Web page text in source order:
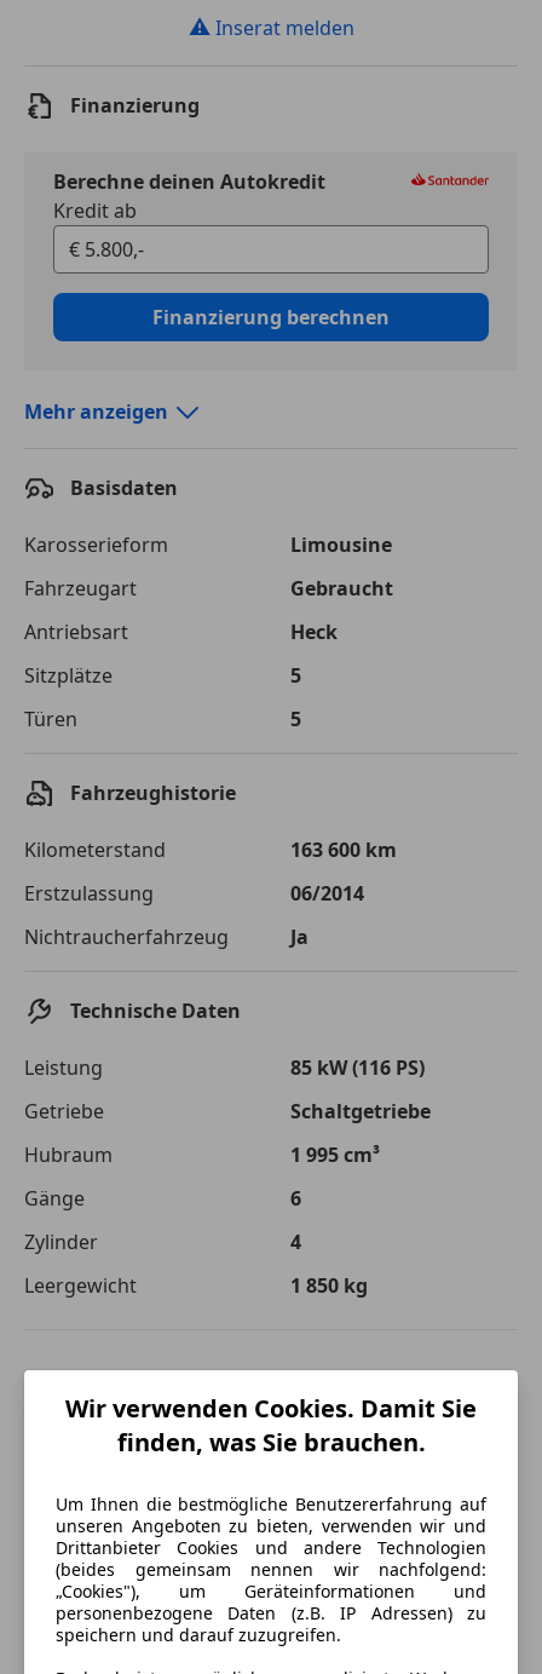
⚠ Inserat melden
Finanzierung
Berechne deinen Autokredit
Kredit ab
Finanzierung berechnen
Laufzeit
Kreditbetrag
€ 5 800,-
Zu zahlender
Gesamtbetrag
€ 9 215,-
Einberechnete Gebühren
€ 0,-
Effektivzinsatz
10,52 %
Der Kreditrechner enthält repräsentative Werte, zu denen wir
typischerweise Kredite vergeben. Der Sollzinssatz ist
bonitätsabhängig. Laufzeit mindestens 12, höchstens 120 Monate.
Gültig für Neukunden bei Online-Abschluss. Erfüllung banküblicher
Bonitätskriterien vorausgesetzt.
Jetzt berechnen
Mehr anzeigen
Basisdaten
Karosserieform
Limousine
Fahrzeugart
Gebraucht
Antriebsart
Heck
Sitzplätze
5
Türen
5
Fahrzeughistorie
Kilometerstand
163 600 km
Erstzulassung
06/2014
Nichtraucherfahrzeug
Ja
Technische Daten
Leistung
85 kW (116 PS)
Getriebe
Schaltgetriebe
Hubraum
1 995 cm³
Gänge
6
Zylinder
4
Leergewicht
1 850 kg
Wir verwenden Cookies. Damit Sie
finden, was Sie brauchen.
Um Ihnen die bestmögliche Benutzererfahrung auf
unseren Angeboten zu bieten, verwenden wir und
Drittanbieter Cookies und andere Technologien
(beides gemeinsam nennen wir nachfolgend:
„Cookies"), um Geräteinformationen und
personenbezogene Daten (z.B. IP Adressen) zu
speichern und darauf zuzugreifen.